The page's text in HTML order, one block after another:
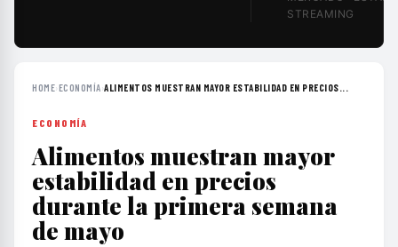
STREAMING
HOME›ECONOMÍA›ALIMENTOS MUESTRAN MAYOR ESTABILIDAD EN PRECIOS...
ECONOMÍA
Alimentos muestran mayor
estabilidad en precios
durante la primera semana
de mayo